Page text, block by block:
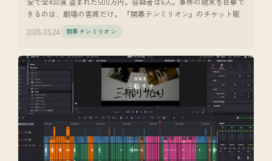
きるのは、劇場の客席だけ。 『開幕テンミリオン』のチケット販
2026.05.24 開幕テンミリオン